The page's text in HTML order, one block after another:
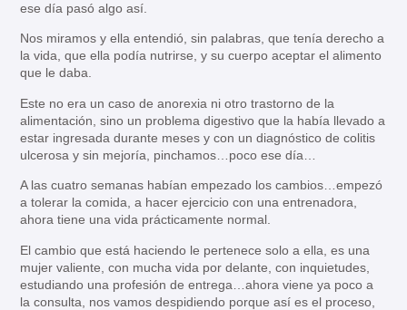
ese día pasó algo así.
Nos miramos y ella entendió, sin palabras, que tenía derecho a
la vida, que ella podía nutrirse, y su cuerpo aceptar el alimento
que le daba.
Este no era un caso de anorexia ni otro trastorno de la
alimentación, sino un problema digestivo que la había llevado a
estar ingresada durante meses y con un diagnóstico de colitis
ulcerosa y sin mejoría, pinchamos…poco ese día…
A las cuatro semanas habían empezado los cambios…empezó
a tolerar la comida, a hacer ejercicio con una entrenadora,
ahora tiene una vida prácticamente normal.
El cambio que está haciendo le pertenece solo a ella, es una
mujer valiente, con mucha vida por delante, con inquietudes,
estudiando una profesión de entrega…ahora viene ya poco a
la consulta, nos vamos despidiendo porque así es el proceso,